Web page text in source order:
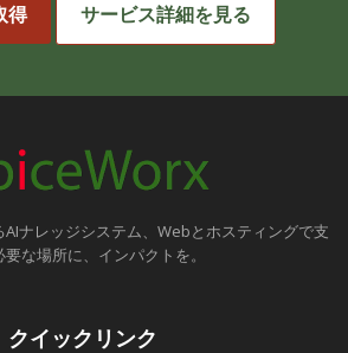
得 サービス詳細を見る
ナレッジシステム、Webとホスティングで支
な場所に、インパクトを。
クイックリンク